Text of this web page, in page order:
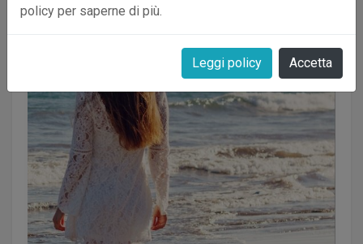
policy per saperne di più.
Leggi policy Accetta